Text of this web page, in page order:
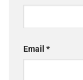
Email *